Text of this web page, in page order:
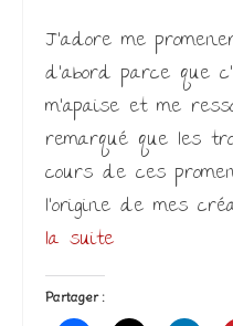
J’adore me
d’abord parce que
m’apaise et me
remarqué que les
cours de ces
l’origine de mes
la suite­­
Partager :